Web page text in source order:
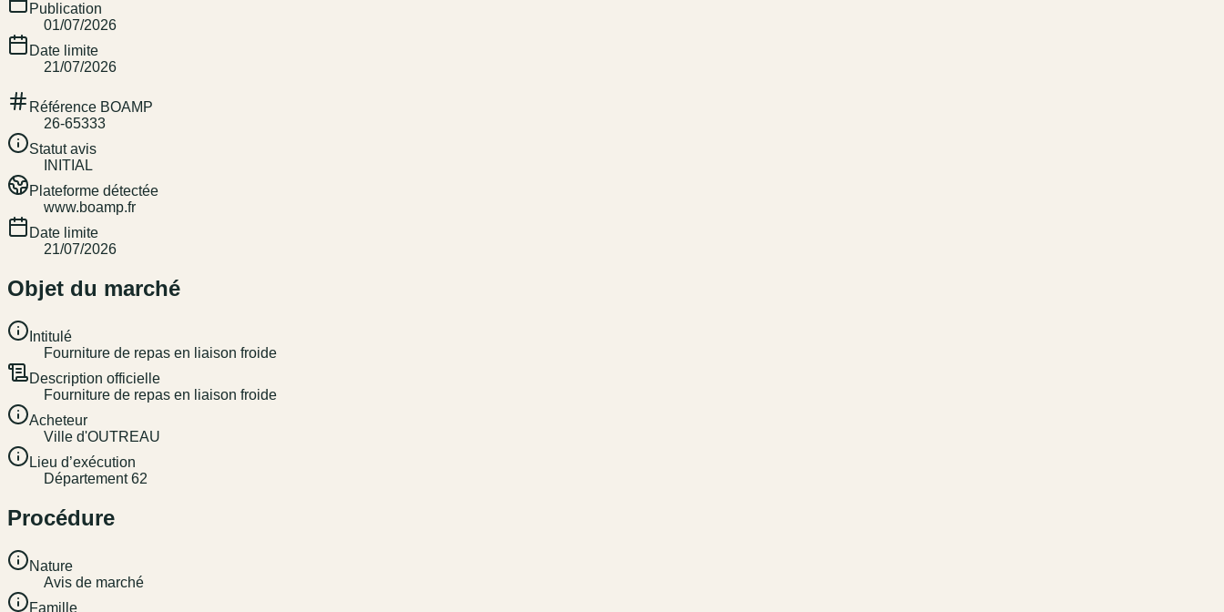
Publication
01/07/2026
Date limite
21/07/2026
Référence BOAMP
26-65333
Statut avis
INITIAL
Plateforme détectée
www.boamp.fr
Date limite
21/07/2026
Objet du marché
Intitulé
Fourniture de repas en liaison froide
Description officielle
Fourniture de repas en liaison froide
Acheteur
Ville d'OUTREAU
Lieu d’exécution
Département 62
Procédure
Nature
Avis de marché
Famille